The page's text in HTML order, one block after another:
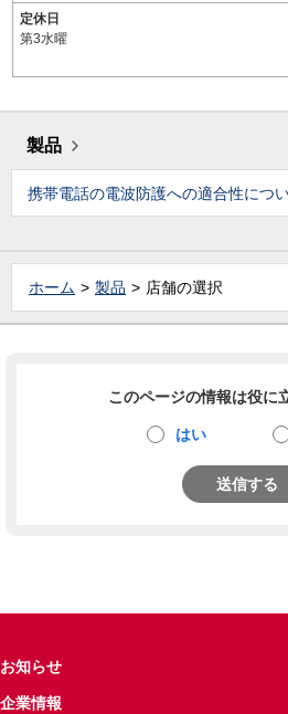
定休日
第3水曜
製品
携帯電話の電波防護への適合性につ
ホーム 製品 店舗の選択
このページの情報は役に
はい
送信する
お知らせ
企業情報